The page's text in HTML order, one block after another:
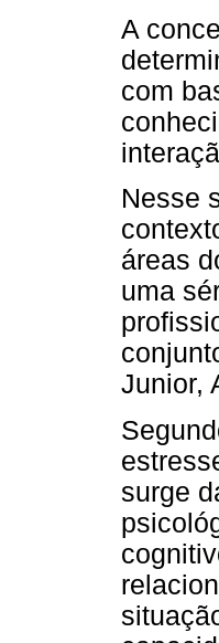
A
com
Nesse
áreas
uma
Junior,
surge